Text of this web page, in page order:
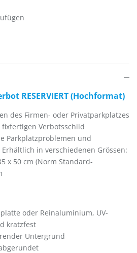
RESERVIERT (Hochformat)
des Firmen- oder Privatparkplatzes
Verbotsschild
Parkplatzproblemen und
in verschiedenen Grössen:
x 50 cm (Norm Standard-
oder Reinaluminium, UV-
kratzfest
Untergrund